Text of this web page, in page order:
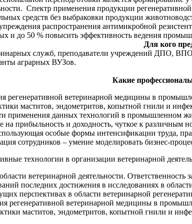
Спектр применения продукции
средств без выбраковки продукции
распространения антимикробной
и до 50 % повысить эффективность ведения
Для кого
служб, преподаватели учреждений
аграрных ВУЗов.
Какие
регенеративной ветеринарной медицины в
маститов, эндометритов, копытной гнили и
применения данных технологий в промышленном
на прибыльность и доходность, чуткое к
особые формы интенсификации труда,
сотрудников – умение моделировать бизнес-
технологии в организации ветеринарной
ветеринарной деятельности. Ответственность
последних достижения в исследованиях в
перспективах в области ветеринарной
регенеративной ветеринарной медицины в
маститов, эндометритов, копытной гнили и